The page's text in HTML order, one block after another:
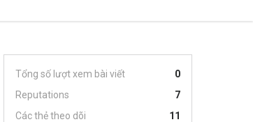
Tổng số lượt xem bài viết
0
Reputations
7
Các thẻ theo dõi
11